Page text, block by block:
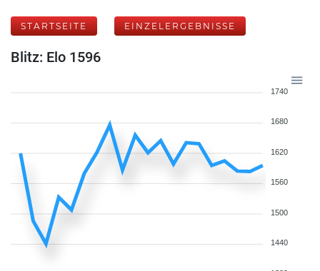
STARTSEITE EINZELERGEBNISSE
Blitz: Elo 1596
1740
1680
1620
1560
1500
1440